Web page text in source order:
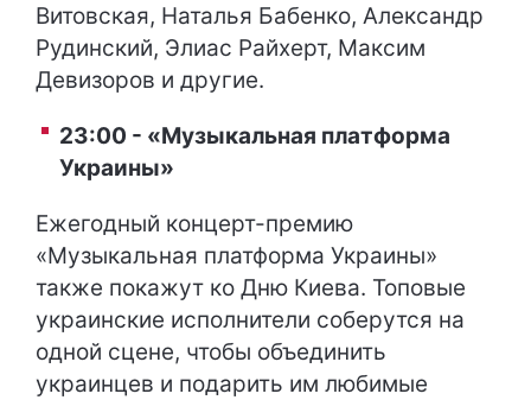
Витовская, Наталья Бабенко, Александр
Рудинский, Элиас Райхерт, Максим
Девизоров и другие.
23:00 - «Музыкальная платформа
Украины»
Ежегодный концерт-премию
«Музыкальная платформа Украины»
также покажут ко Дню Киева. Топовые
украинские исполнители соберутся на
одной сцене, чтобы объединить
украинцев и подарить им любимые